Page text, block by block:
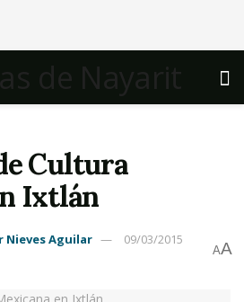
Cultura
Ixtlán
Nieves Aguilar
09/03/2015
AA